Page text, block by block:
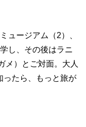
ュージアム（2）、
し、その後はラニ
メ）とご対面。大人
ったら、もっと旅が